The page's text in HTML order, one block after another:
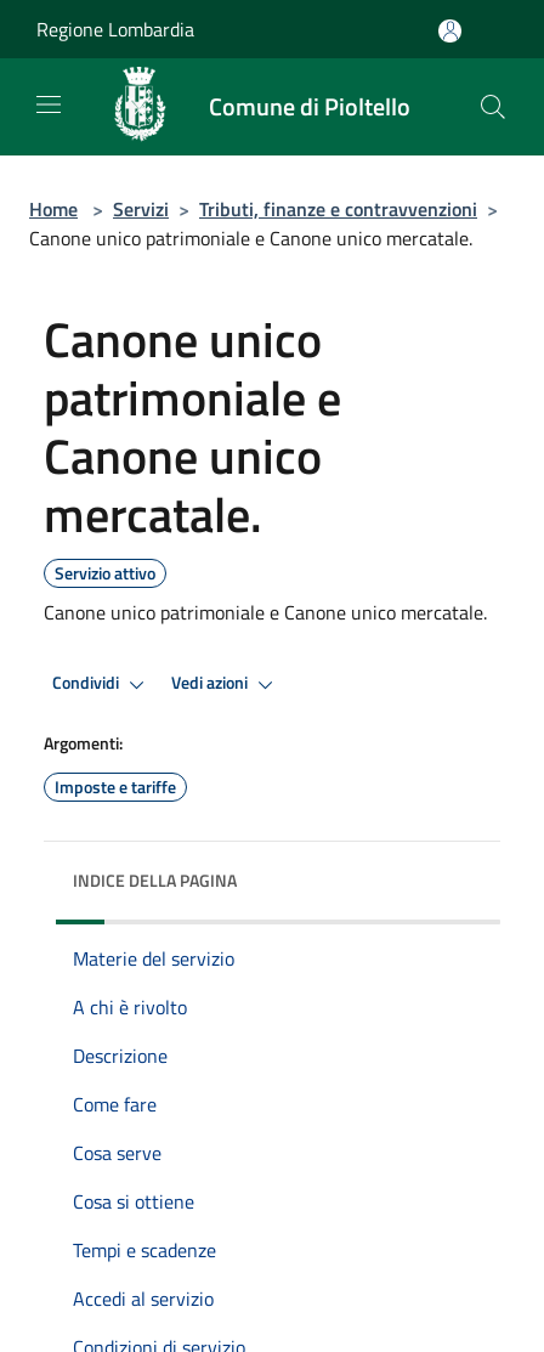
Regione Lombardia
Comune di Pioltello
Home > Servizi > Tributi, finanze e contravvenzioni >
Canone unico patrimoniale e Canone unico mercatale.
Canone unico
patrimoniale e
Canone unico
mercatale.
Servizio attivo
Canone unico patrimoniale e Canone unico mercatale.
Condividi Vedi azioni
Argomenti:
Imposte e tariffe
INDICE DELLA PAGINA
Materie del servizio
A chi è rivolto
Descrizione
Come fare
Cosa serve
Cosa si ottiene
Tempi e scadenze
Accedi al servizio